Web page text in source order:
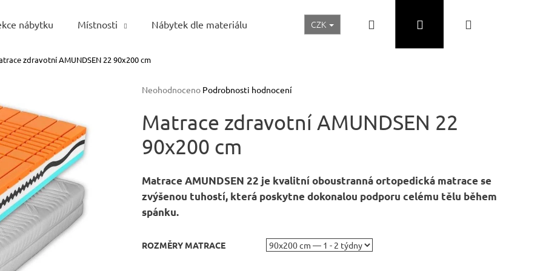
nábytku Místnosti Nábytek dle materiálu Realizace a inspirace Akční ceny Nábytek Skladem
CZK Přihlášení
zdravotní AMUNDSEN 22 90x200 cm
Průměrné
produktu
je
0,0
z
hvězdiček.
Neohodnoceno Podrobnosti hodnocení
Matrace zdravotní AMUNDSEN 22
90x200 cm
Matrace AMUNDSEN 22 je kvalitní oboustranná ortopedická matrace se
zvýšenou tuhostí, která poskytne dokonalou podporu celému tělu během
spánku.
ROZMĚRY MATRACE
Co potřebujete najít?
HLEDAT
Doporučujeme